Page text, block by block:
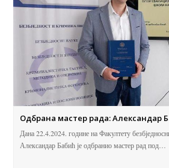
Одбрана мастер рада: Александар
Дана 22.4.2024. године на Факултету
Александар Бабић је одбранио мастер рад под…